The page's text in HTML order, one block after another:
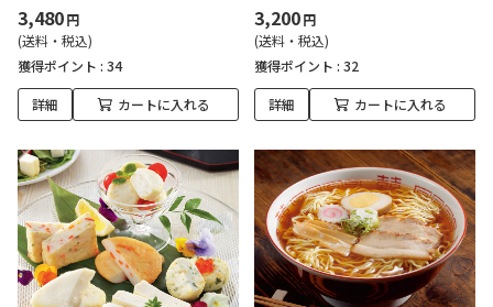
3,480円
(送料・税込)
獲得ポイント : 34
詳細 カートに入れる
3,200円
(送料・税込)
獲得ポイント : 32
詳細 カートに入れる